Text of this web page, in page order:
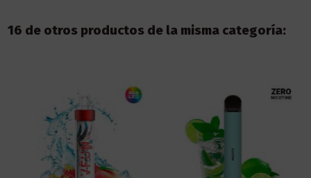
16 de otros productos de la misma categoría: